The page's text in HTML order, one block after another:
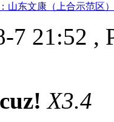
山东文康（上合示范区
7 21:52 ,
X3.4